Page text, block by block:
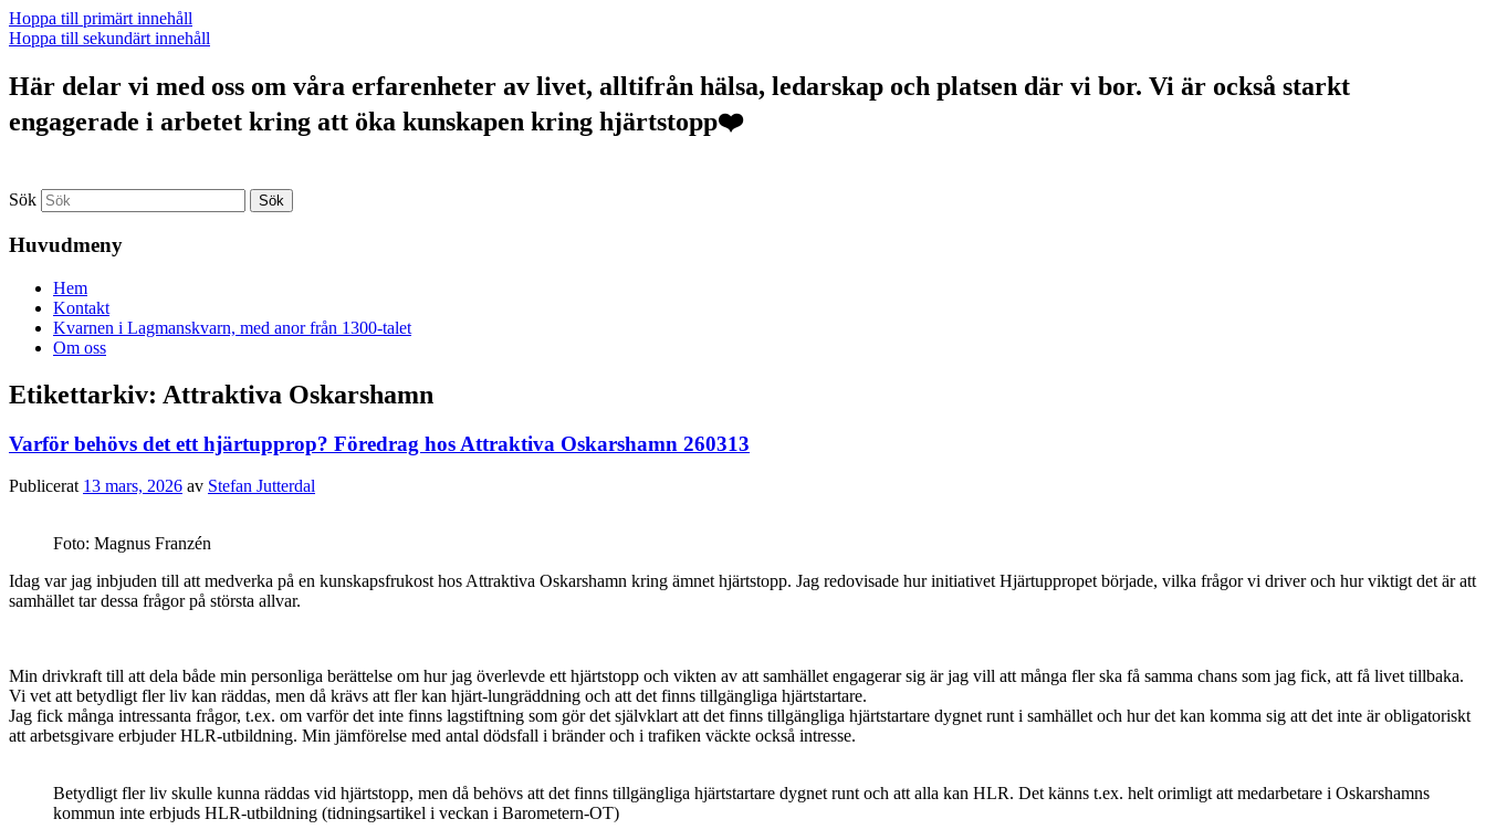
Hoppa till primärt innehåll
Hoppa till sekundärt innehåll
Här delar vi med oss om våra erfarenheter av livet, alltifrån hälsa, ledarskap och platsen där vi bor. Vi är också starkt
engagerade i arbetet kring att öka kunskapen kring hjärtstopp❤️
Sök
Huvudmeny
Hem
Kontakt
Kvarnen i Lagmanskvarn, med anor från 1300-talet
Om oss
Etikettarkiv: Attraktiva Oskarshamn
Varför behövs det ett hjärtupprop? Föredrag hos Attraktiva Oskarshamn 260313
Publicerat 13 mars, 2026 av Stefan Jutterdal
Foto: Magnus Franzén
Idag var jag inbjuden till att medverka på en kunskapsfrukost hos Attraktiva Oskarshamn kring ämnet hjärtstopp. Jag redovisade hur initiativet Hjärtuppropet började, vilka frågor vi driver och hur viktigt det är att
samhället tar dessa frågor på största allvar.
Min drivkraft till att dela både min personliga berättelse om hur jag överlevde ett hjärtstopp och vikten av att samhället engagerar sig är jag vill att många fler ska få samma chans som jag fick, att få livet tillbaka.
Vi vet att betydligt fler liv kan räddas, men då krävs att fler kan hjärt-lungräddning och att det finns tillgängliga hjärtstartare.
Jag fick många intressanta frågor, t.ex. om varför det inte finns lagstiftning som gör det självklart att det finns tillgängliga hjärtstartare dygnet runt i samhället och hur det kan komma sig att det inte är obligatoriskt
att arbetsgivare erbjuder HLR-utbildning. Min jämförelse med antal dödsfall i bränder och i trafiken väckte också intresse.
Betydligt fler liv skulle kunna räddas vid hjärtstopp, men då behövs att det finns tillgängliga hjärtstartare dygnet runt och att alla kan HLR. Det känns t.ex. helt orimligt att medarbetare i Oskarshamns
kommun inte erbjuds HLR-utbildning (tidningsartikel i veckan i Barometern-OT)